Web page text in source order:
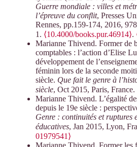
Guerre mondiale : villes et
l’épreuve du conflit, Presses
Rennes, pp.159-174, 2016,
1. ⟨10.4000/books.pur.46914⟩.
Marianne Thivend. Former de
comptables : l’action d’Elise
développement de
féminin lors de la seconde
siècle. Que fait le genre à
siècle, Oct 2015, Paris, France.
Marianne Thivend. L’égalité
depuis le 19e siècle :
Genre : continuités et ruptures
éducatives, Jan 2015, Lyon,
01979541⟩
Marianne Thivend. Former les